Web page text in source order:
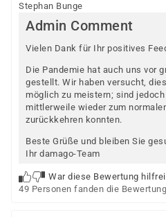
Stephan Bunge
Admin Comment
Vielen Dank für Ihr positives
Die Pandemie hat auch uns vor
gestellt. Wir haben versucht,
möglich zu meistern; sind
mittlerweile wieder zum
zurückkehren konnten.
Beste Grüße und bleiben Sie
Ihr damago-Team
War diese Bewertung
49 Personen fanden die